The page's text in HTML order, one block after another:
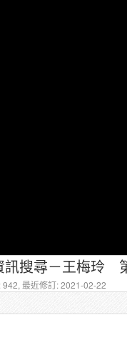
訊搜尋－王梅玲
942, 最近修訂: 2021-02-22